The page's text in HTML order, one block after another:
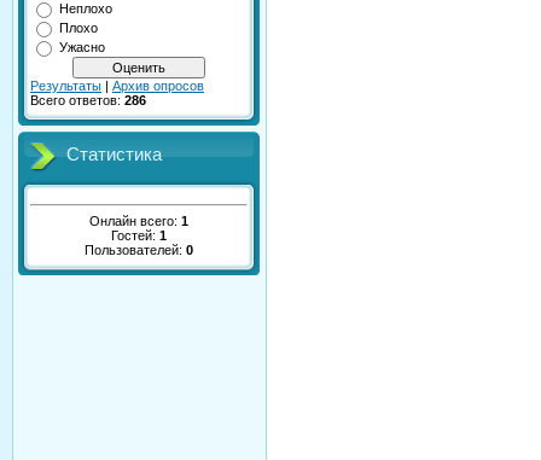
Неплохо
Плохо
Ужасно
Результаты | Архив опросов
Всего ответов: 286
Статистика
Онлайн всего: 1
Гостей: 1
Пользователей: 0